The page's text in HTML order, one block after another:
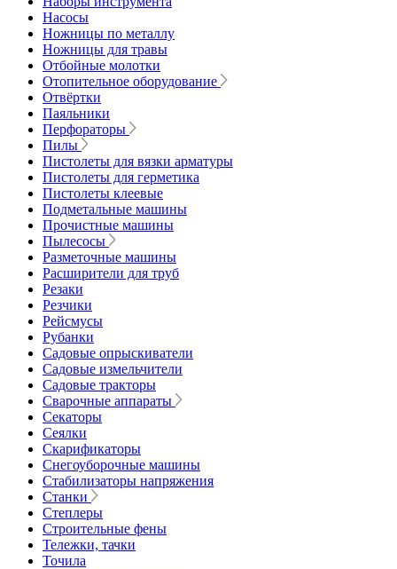
Насосы
Ножницы по металлу
Ножницы для травы
Отбойные молотки
Отопительное оборудование
Отвёртки
Паяльники
Перфораторы
Пилы
Пистолеты для вязки арматуры
Пистолеты для герметика
Пистолеты клеевые
Подметальные машины
Прочистные машины
Пылесосы
Разметочные машины
Расширители для труб
Резаки
Резчики
Рейсмусы
Рубанки
Садовые опрыскиватели
Садовые измельчители
Садовые тракторы
Сварочные аппараты
Секаторы
Сеялки
Скарификаторы
Снегоуборочные машины
Стабилизаторы напряжения
Станки
Степлеры
Строительные фены
Тележки, тачки
Точила